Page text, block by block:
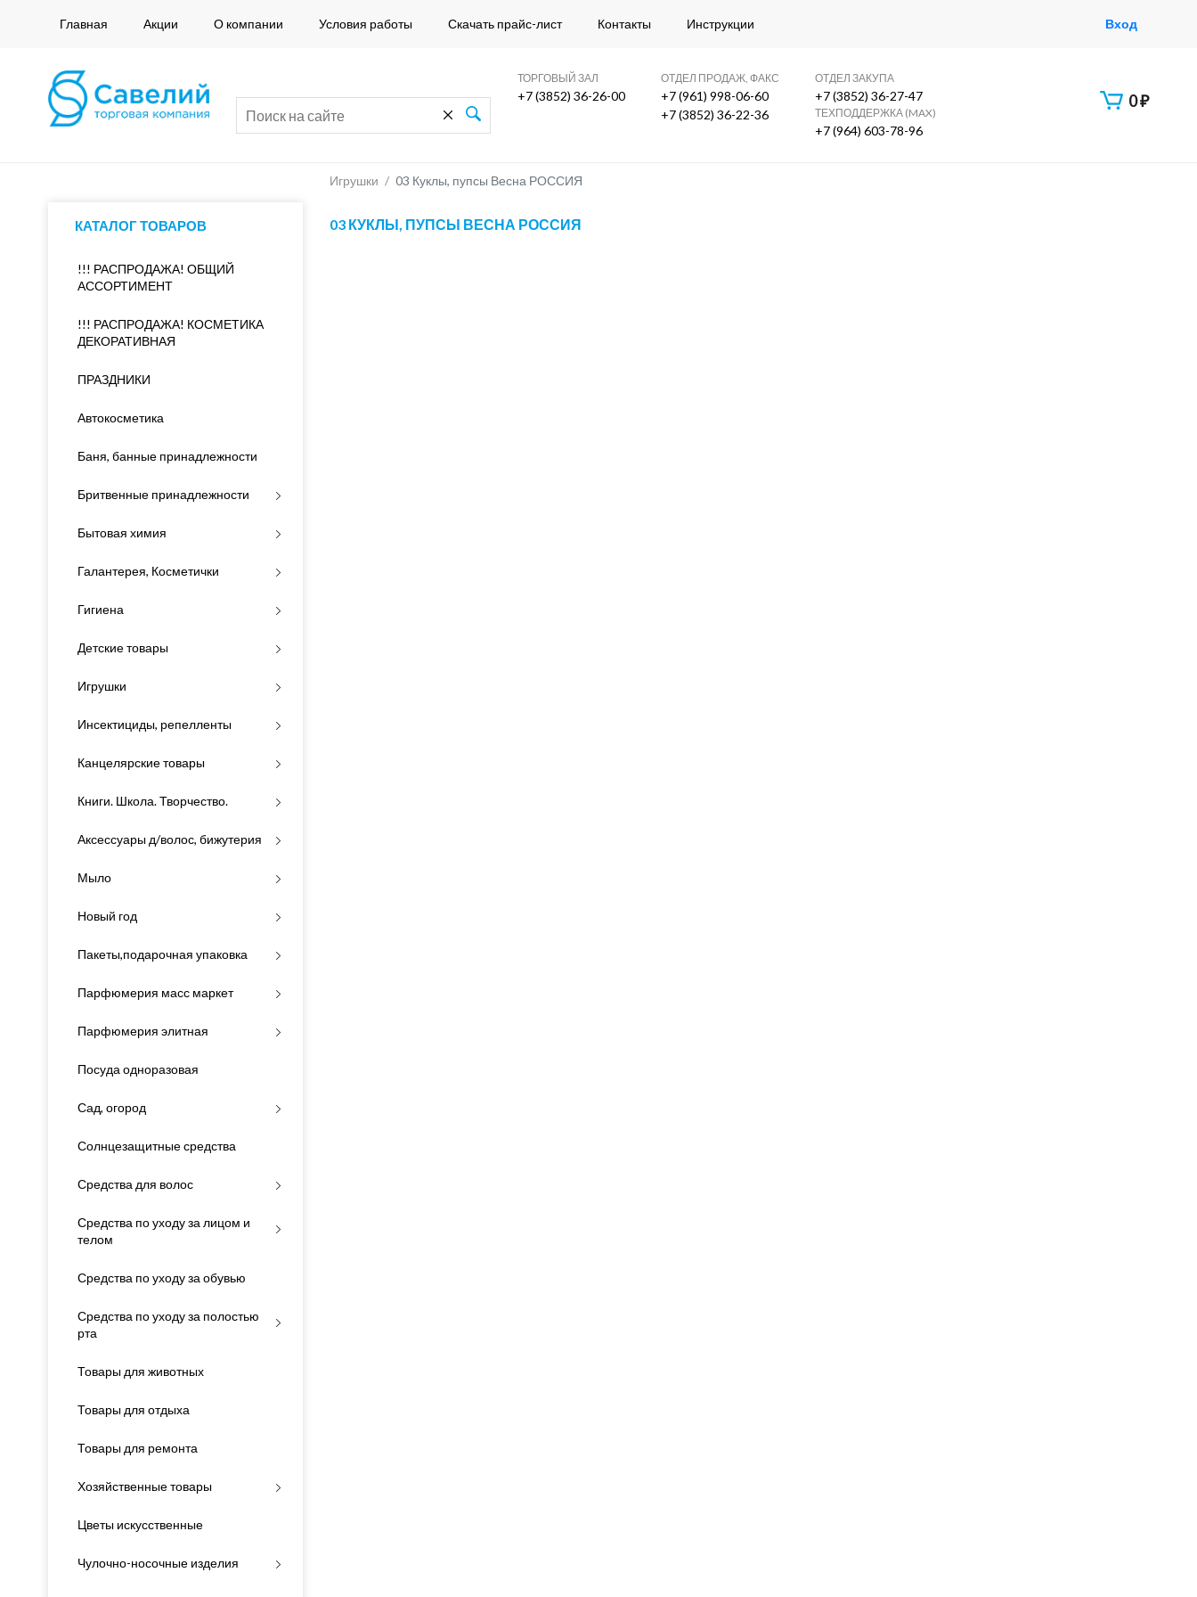
Главная Акции О компании Условия работы Скачать прайс-лист Контакты Инструкции Вход
ТОРГОВЫЙ ЗАЛ
+7 (3852) 36-26-00
ОТДЕЛ ПРОДАЖ, ФАКС
+7 (961) 998-06-60
+7 (3852) 36-22-36
ОТДЕЛ ЗАКУПА
+7 (3852) 36-27-47
ТЕХПОДДЕРЖКА (MAX)
+7 (964) 603-78-96
0₽
КАТАЛОГ ТОВАРОВ
!!! РАСПРОДАЖА! ОБЩИЙ
АССОРТИМЕНТ
!!! РАСПРОДАЖА! КОСМЕТИКА
ДЕКОРАТИВНАЯ
ПРАЗДНИКИ
Автокосметика
Баня, банные принадлежности
Бритвенные принадлежности
Бытовая химия
Галантерея, Косметички
Гигиена
Детские товары
Игрушки
Инсектициды, репелленты
Канцелярские товары
Книги. Школа. Творчество.
Аксессуары д/волос, бижутерия
Мыло
Новый год
Пакеты,подарочная упаковка
Парфюмерия масс маркет
Парфюмерия элитная
Посуда одноразовая
Сад, огород
Солнцезащитные средства
Средства для волос
Средства по уходу за лицом и
телом
Средства по уходу за обувью
Средства по уходу за полостью
рта
Товары для животных
Товары для отдыха
Товары для ремонта
Хозяйственные товары
Цветы искусственные
Чулочно-носочные изделия
Игрушки / 03 Куклы, пупсы Весна РОССИЯ
03 КУКЛЫ, ПУПСЫ ВЕСНА РОССИЯ